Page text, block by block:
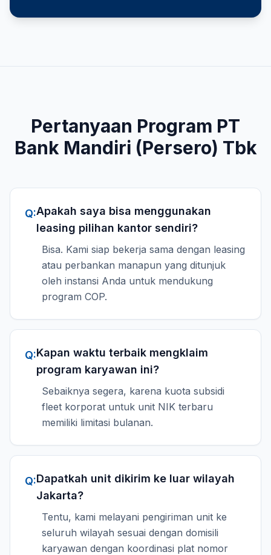
Pertanyaan Program PT
Bank Mandiri (Persero) Tbk
Q:Apakah saya bisa menggunakan
leasing pilihan kantor sendiri?
Bisa. Kami siap bekerja sama dengan leasing
atau perbankan manapun yang ditunjuk
oleh instansi Anda untuk mendukung
program COP.
Q:Kapan waktu terbaik mengklaim
program karyawan ini?
Sebaiknya segera, karena kuota subsidi
fleet korporat untuk unit NIK terbaru
memiliki limitasi bulanan.
Q:Dapatkah unit dikirim ke luar wilayah
Jakarta?
Tentu, kami melayani pengiriman unit ke
seluruh wilayah sesuai dengan domisili
karyawan dengan koordinasi plat nomor